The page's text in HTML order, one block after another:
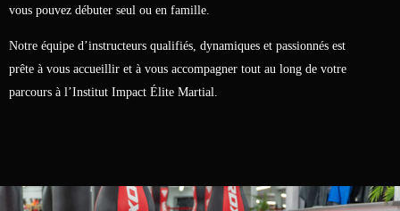
vous pouvez débuter seul ou en famille.
Notre équipe d’instructeurs qualifiés, dynamiques et passionnés est
prête à vous accueillir et à vous accompagner tout au long de votre
parcours à l’Institut Impact Élite Martial.